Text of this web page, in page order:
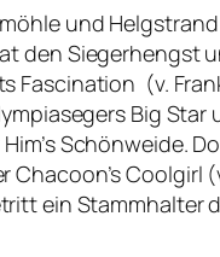
und Helgstrand
den Siegerhengst
Fascination (v.
Big Star
Schönweide.
Coolgirl
ein Stammhalter